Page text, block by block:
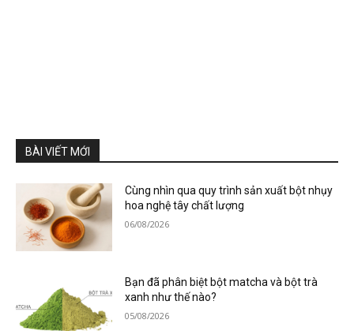
BÀI VIẾT MỚI
Cùng nhìn qua quy trình sản xuất bột nhụy
hoa nghệ tây chất lượng
06/08/2026
Bạn đã phân biệt bột matcha và bột trà
xanh như thế nào?
05/08/2026